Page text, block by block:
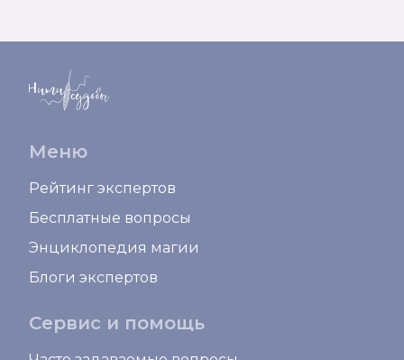
Меню
Рейтинг экспертов
Бесплатные вопросы
Энциклопедия магии
Блоги экспертов
Сервис и помощь